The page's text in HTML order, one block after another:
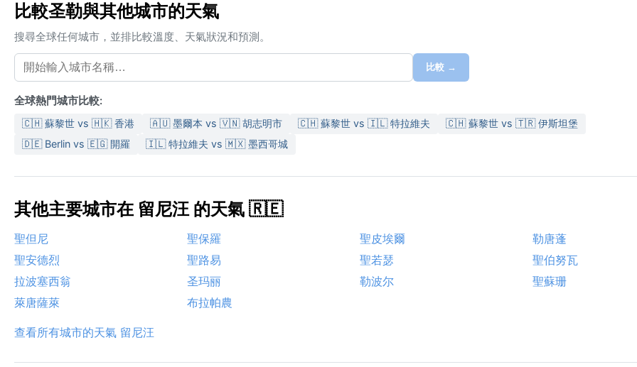
比較圣勒與其他城市的天氣
搜尋全球任何城市，並排比較溫度、天氣狀況和預測。
比較 →
全球熱門城市比較:
🇨🇭 蘇黎世 vs 🇭🇰 香港 🇦🇺 墨爾本 vs 🇻🇳 胡志明市 🇨🇭 蘇黎世 vs 🇮🇱 特拉維夫
🇨🇭 蘇黎世 vs 🇹🇷 伊斯坦堡
🇩🇪 Berlin vs 🇪🇬 開羅
🇮🇱 特拉維夫 vs 🇲🇽 墨西哥城
其他主要城市在 留尼汪 的天氣 🇷🇪
聖但尼 聖保羅 聖皮埃爾
勒唐蓬
聖安德烈
聖路易 聖若瑟
聖伯努瓦
拉波塞西翁
圣玛丽 勒波尔
聖蘇珊
萊唐薩萊
布拉帕農
查看所有城市的天氣 留尼汪